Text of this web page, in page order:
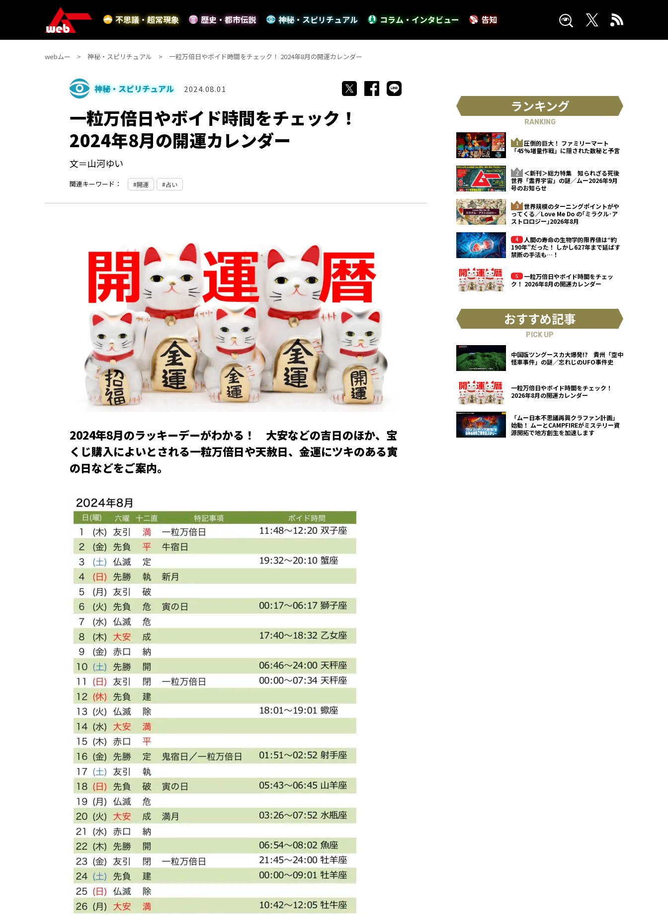
不思議・超常現象 歴史・都市伝説 神秘・スピリチュアル コラム・インタビュー 告知
webムー 神秘・スピリチュアル 一粒万倍日やボイド時間をチェック！ 2024年8月の開運カレンダー
神秘・スピリチュアル 2024.08.01
一粒万倍日やボイド時間をチェック！
2024年8月の開運カレンダー
文＝山河ゆい
関連キーワード： 開運 占い
2024年8月のラッキーデーがわかる！ 大安などの吉日のほか、宝
くじ購入によいとされる一粒万倍日や天赦日、金運にツキのある寅
の日などをご案内。
ランキング
RANKING
圧倒的巨大！ ファミリーマート
「45%増量作戦」に隠された数秘と予言
＜新刊＞総力特集 知られざる死後
世界「霊界宇宙」の謎／ムー2026年9月
号のお知らせ
世界規模のターニングポイントがや
ってくる／Love Me Do の｢ミラクル･ア
ストロロジー｣2026年8月
人間の寿命の生物学的限界値は“約
190年”だった！ しかし627年まで延ばす
禁断の手法も…！
一粒万倍日やボイド時間をチェッ
ク！ 2026年8月の開運カレンダー
おすすめ記事
PICK UP
中国版ツングースカ大爆発!? 貴州「空中
怪車事件」の謎／忘れじのUFO事件史
一粒万倍日やボイド時間をチェック！
2026年8月の開運カレンダー
「ムー日本不思議再興クラファン計画」
始動！ ムーとCAMPFIREがミステリー資
源開拓で地方創生を加速します